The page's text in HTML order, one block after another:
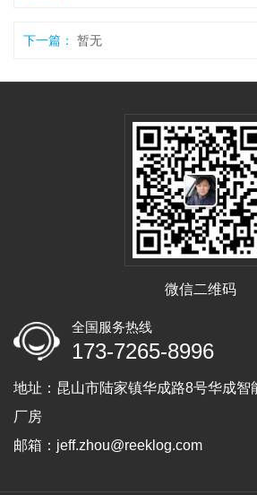
下一篇： 暂无
微信二维码
全国服务热线
173-7265-8996
地址：昆山市陆家镇华成路8号华成智
厂房
邮箱：jeff.zhou@reeklog.com